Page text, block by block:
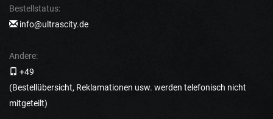
Bestellstatus:
info@ultrascity.de
Andere:
+49
(Bestellübersicht, Reklamationen usw. werden telefonisch nicht
mitgeteilt)